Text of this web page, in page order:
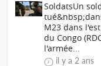
SoldatsUn
M23 dans
du Congo
l'armée...
il y a 2 ans